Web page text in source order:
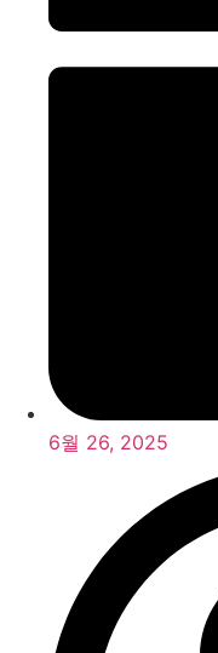
6월 26, 2025